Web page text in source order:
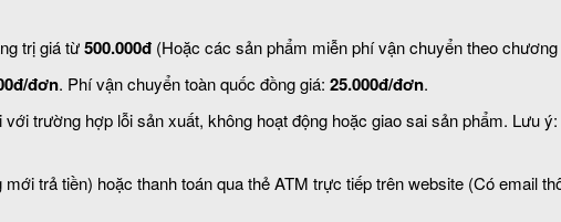
trị giá từ500.000đ(Hoặc các sản phẩm miễn phí vận chuyển theo
đơn. Phí vận chuyển toàn quốc đồng giá: 25.000đ/đơn.
trường hợp lỗi sản xuất, không hoạt động hoặc giao sai sản phẩm. Lưu
trả tiền) hoặc thanh toán qua thẻ ATM trực tiếp trên website (Có email